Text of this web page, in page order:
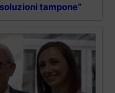
tampone”